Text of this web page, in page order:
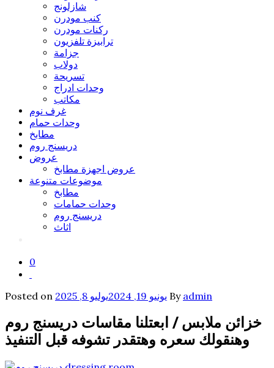
شازلونج
كنب مودرن
ركنات مودرن
ترابيزة تلفزيون
جزامة
دولاب
تسريحة
وحدات ادراج
مكاتب
غرف نوم
وحدات حمام
مطابخ
دريسنج روم
عروض
عروض اجهزة مطابخ
موضوعات متنوعة
مطابخ
وحدات حمامات
دريسنج روم
اثاث
0
Posted on يونيو 19, 2024 يوليو 8, 2025 By admin
خزائن ملابس / ابعتلنا مقاسات دريسنج روم
وهنقولك سعره وهتقدر تشوفه قبل التنفيذ